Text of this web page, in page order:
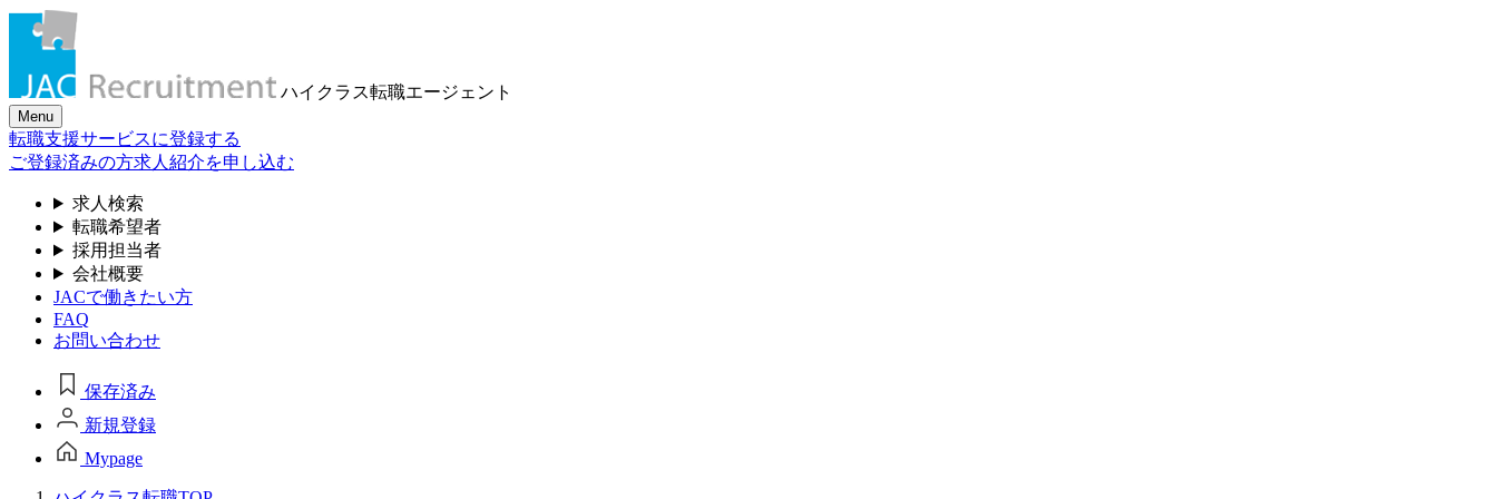
ハイクラス転職エージェント
Menu
転職支援サービスに登録する
ご登録済みの方求人紹介を申し込む
求人検索
転職希望者
採用担当者
会社概要
JACで働きたい方
FAQ
お問い合わせ
保存済み
新規登録
Mypage